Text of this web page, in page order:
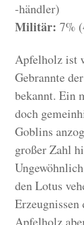
-händler)
Militär: 7%
Apfelholz ist
Gebrannte
bekannt. Ein
doch
Goblins
großer Zahl
den Lotus